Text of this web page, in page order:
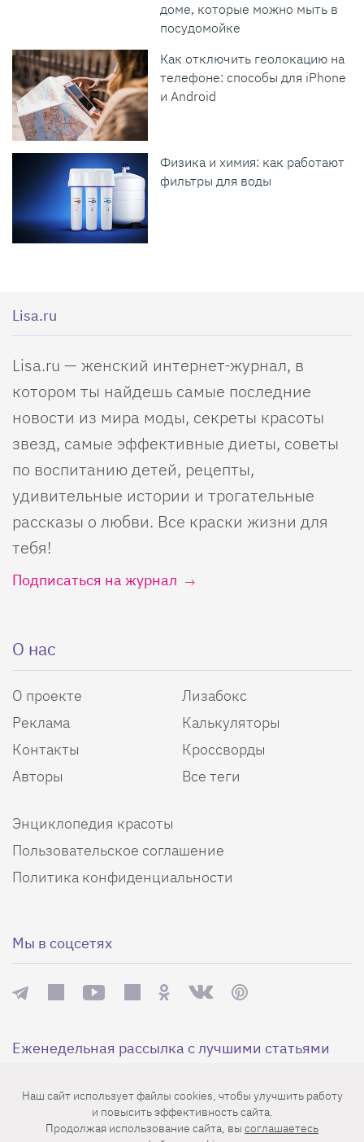
доме, которые можно мыть в
посудомойке
Как отключить геолокацию на
телефоне: способы для iPhone
и Android
Физика и химия: как работают
фильтры для воды
Lisa.ru
Lisa.ru — женский интернет-журнал, в
котором ты найдешь самые последние
новости из мира моды, секреты красоты
звезд, самые эффективные диеты, советы
по воспитанию детей, рецепты,
удивительные истории и трогательные
рассказы о любви. Все краски жизни для
тебя!
Подписаться на журнал
О нас
О проекте
Реклама
Контакты
Авторы
Лизабокс
Калькуляторы
Кроссворды
Все теги
Энциклопедия красоты
Пользовательское соглашение
Политика конфиденциальности
Мы в соцсетях
Еженедельная рассылка с лучшими статьями
Наш сайт использует файлы cookies, чтобы улучшить работу
и повысить эффективность сайта.
Продолжая использование сайта, вы соглашаетесь